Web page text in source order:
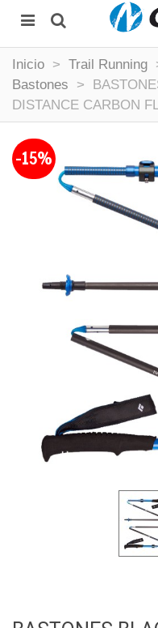
Inicio > Trail Running
Bastones
>
DISTANCE CARBON
-15%